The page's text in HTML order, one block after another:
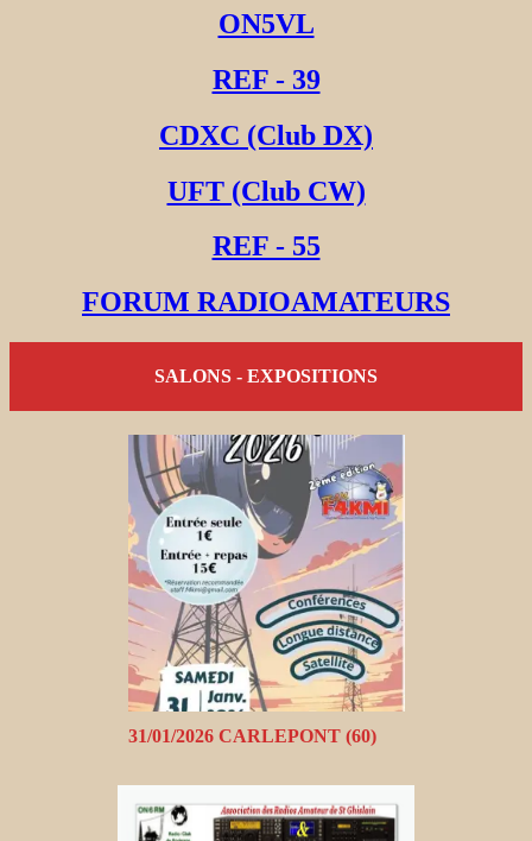
ON5VL
REF - 39
CDXC (Club DX)
UFT (Club CW)
REF - 55
FORUM RADIOAMATEURS
SALONS - EXPOSITIONS
31/01/2026 CARLEPONT (60)